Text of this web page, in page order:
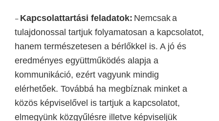
– Kapcsolattartási feladatok: Nemcsaka
tulajdonossal tartjuk folyamatosan a kapcsolatot,
hanem természetesen a bérlőkkel is. A jó és
eredményes együttműködés alapja a
kommunikáció, ezért vagyunk mindig
elérhetőek. Továbbá ha megbíznak minket a
közös képviselővel is tartjuk a kapcsolatot,
elmegyünk közgyűlésre illetve képviseljük